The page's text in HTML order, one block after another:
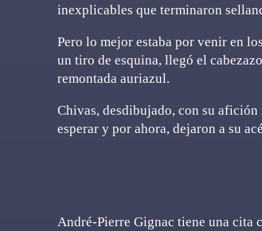
inexplicables que terminaron
Pero lo mejor estaba por venir en
un tiro de esquina, llegó el
remontada auriazul.
Chivas, desdibujado, con su
esperar y por ahora, dejaron a su
André-Pierre Gignac tiene una cita